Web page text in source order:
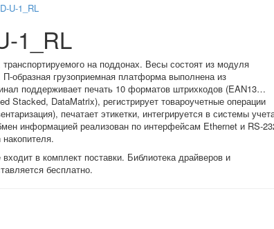
U-1_RL
1_RL
на поддонах. Весы состоят из модуля
образная грузоприемная платформа выполнена из
поддерживает печать 10 форматов штрихкодов (EAN13…
Stacked, DataMatrix), регистрирует товароучетные операции
печатает этикетки, интегрируется в системы
информацией реализован по интерфейсам Ethernet и RS-
в комплект поставки. Библиотека драйверов и
бесплатно.